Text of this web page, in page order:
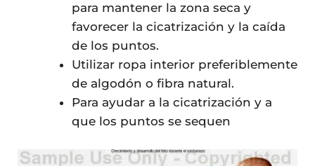
para mantener la zona seca y
favorecer la cicatrización y la caída
de los puntos.
Utilizar ropa interior preferiblemente
de algodón o fibra natural.
Para ayudar a la cicatrización y a
que los puntos se sequen